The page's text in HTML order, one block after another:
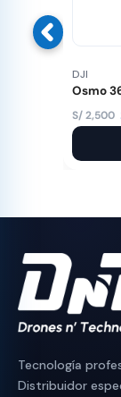
DJI
Osmo
S/2,500
El
original
El
actual
Tecnología
Distribuidor